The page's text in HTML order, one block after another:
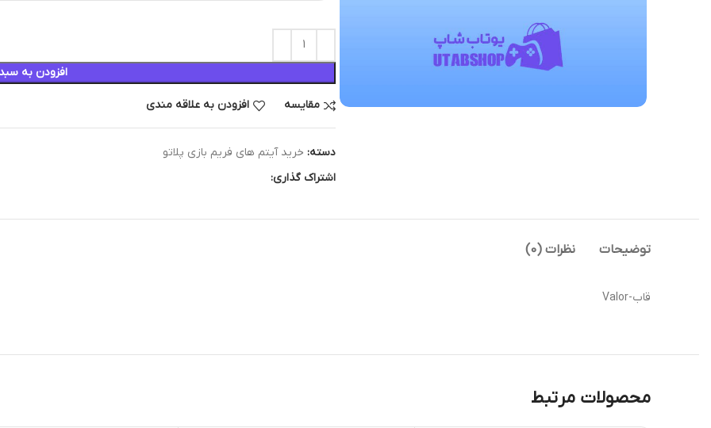
افزودن به
مقایسه افزودن به علاقه مندی
دسته: خرید آیتم های فریم بازی پلاتو
اشتراک گذاری:
توضیحات نظرات (0)
قاب-Valor
محصولات مرتبط